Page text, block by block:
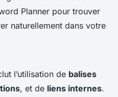
Planner pour trouver
naturellement dans votre
l’utilisation de balises
, et de liens internes.